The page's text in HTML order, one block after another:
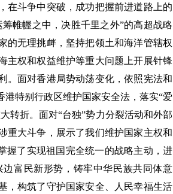
在斗争中突破，成功把握前进道路上的
帷幄之中，决胜千里之外”的高超战略
的无理挑衅，坚持把领土和海洋管辖权
主权和权益维护等重大问题上开展针锋
。面对香港局势动荡变化，依照宪法和
特别行政区维护国家安全法，落实“爱
转折。面对“台独”势力分裂活动和外部
重大斗争，展示了我们维护国家主权和
握了实现祖国完全统一的战略主动，进
富民新形势，铸牢中华民族共同体意
，构筑了守护国家安全、人民幸福生活